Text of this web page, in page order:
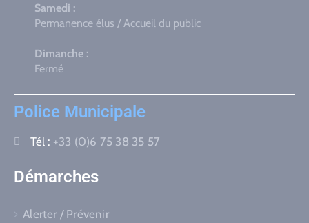
Samedi :
Permanence élus / Accueil du public
Dimanche :
Fermé
Police Municipale
Tél : +33 (0)6 75 38 35 57
Démarches
Alerter / Prévenir